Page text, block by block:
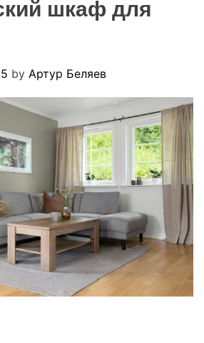
шкаф для
by Артур Беляев